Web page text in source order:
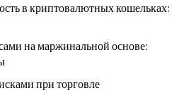
в криптовалютных кошельках:
на маржинальной основе:
при торговле